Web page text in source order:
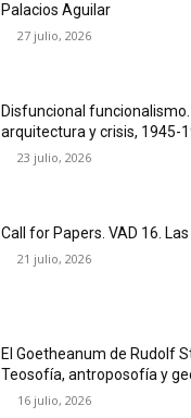
Palacios Aguilar
27 julio, 2026
Disfuncional
arquitectura y crisis, 1945-
23 julio, 2026
Call for Papers. VAD 16.
21 julio, 2026
El Goetheanum de Rudolf
Teosofía, antroposofía y
16 julio, 2026